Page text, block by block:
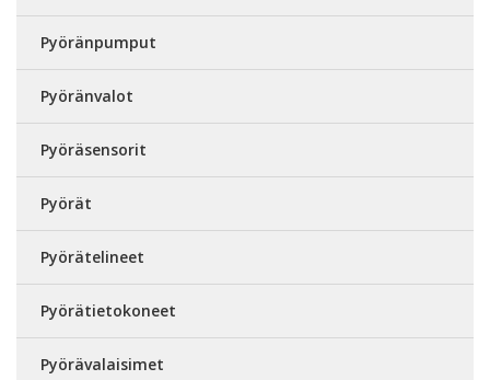
Pyöränpumput
Pyöränvalot
Pyöräsensorit
Pyörät
Pyörätelineet
Pyörätietokoneet
Pyörävalaisimet